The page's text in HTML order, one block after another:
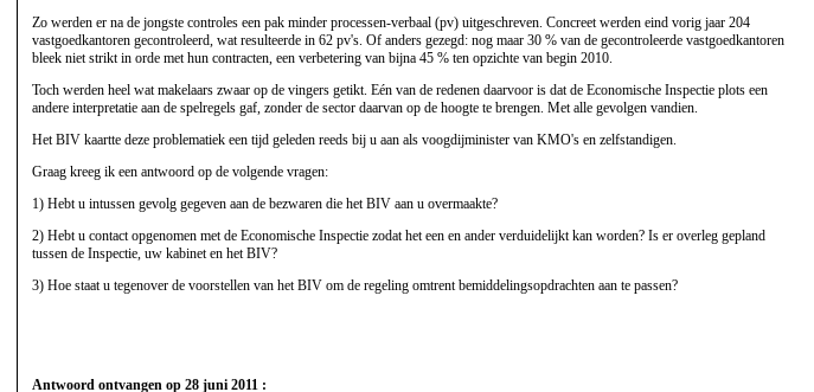
Zo werden er na de jongste controles een pak minder processen-verbaal (pv) uitgeschreven. Concreet werden eind vorig jaar 204
vastgoedkantoren gecontroleerd, wat resulteerde in 62 pv's. Of anders gezegd: nog maar 30 % van de gecontroleerde vastgoedkantoren
bleek niet strikt in orde met hun contracten, een verbetering van bijna 45 % ten opzichte van begin 2010.
Toch werden heel wat makelaars zwaar op de vingers getikt. Eén van de redenen daarvoor is dat de Economische Inspectie plots een
andere interpretatie aan de spelregels gaf, zonder de sector daarvan op de hoogte te brengen. Met alle gevolgen vandien.
Het BIV kaartte deze problematiek een tijd geleden reeds bij u aan als voogdijminister van KMO's en zelfstandigen.
Graag kreeg ik een antwoord op de volgende vragen:
1) Hebt u intussen gevolg gegeven aan de bezwaren die het BIV aan u overmaakte?
2) Hebt u contact opgenomen met de Economische Inspectie zodat het een en ander verduidelijkt kan worden? Is er overleg gepland
tussen de Inspectie, uw kabinet en het BIV?
3) Hoe staat u tegenover de voorstellen van het BIV om de regeling omtrent bemiddelingsopdrachten aan te passen?
Antwoord ontvangen op 28 juni 2011 :